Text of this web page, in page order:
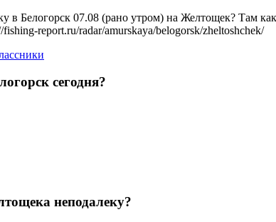
в Белогорск 07.08 (рано утром) на Желтощек? Там
report.ru/radar/amurskaya/belogorsk/zheltoshchek/
сегодня?
неподалеку?